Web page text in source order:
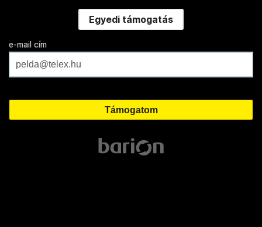
Egyedi támogatás
e-mail cím